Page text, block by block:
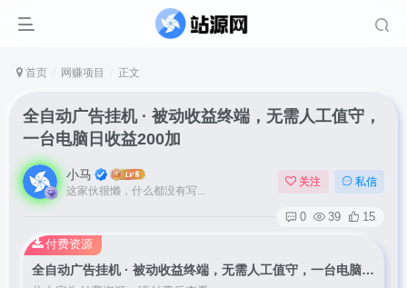
首页 网赚项目 正文
全自动广告挂机 · 被动收益终端，无需人工值守，
一台电脑日收益200加
小马
这家伙很懒，什么都没有写...
关注 私信
0 39 15
全自动广告挂机 · 被动收益终端，无需人工值守，一台电脑日收益200加
付费资源